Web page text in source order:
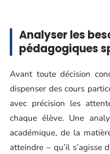
Analyser les
pédagogiques
Avant toute décision
dispenser des cours
avec précision les
chaque élève. Une
académique, de la
atteindre – qu’il s’agisse